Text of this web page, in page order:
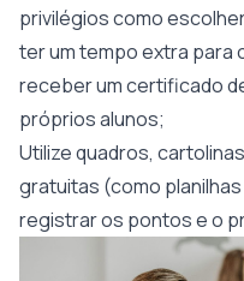
privilégios como
ter um tempo extra para
receber um certificado
próprios alunos;
Utilize quadros,
gratuitas (como
registrar os pontos e o